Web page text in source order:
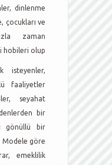
dinlenme
çocukları ve
zaman
hobileri olup
isteyenler,
faaliyetler
seyahat
bir
gönüllü bir
Modele göre
emeklilik